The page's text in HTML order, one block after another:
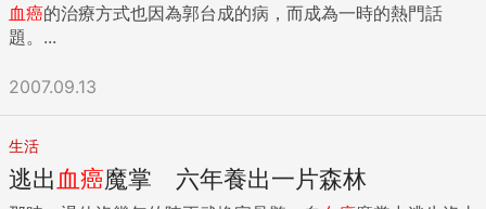
血癌的治療方式也因為郭台成的病，而成為一時的熱門話
題。...
2007.09.13
生活
逃出 血癌魔掌 六年養出一片森林